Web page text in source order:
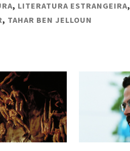
, LITERATURA ESTRANGEIRA,
, TAHAR BEN JELLOUN